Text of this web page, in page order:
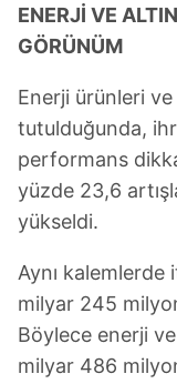
ENERJİ VE
GÖRÜNÜM
Enerji ürünleri
tutulduğunda,
performans
yüzde 23,6
yükseldi.
Aynı
milyar 245
Böylece enerji ve
milyar 486